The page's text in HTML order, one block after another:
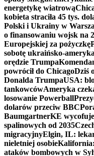
energetykę wiatrową
kobieta straciła 45 tys.
Polski i Ukrainy w
o finansowaniu wojsk na
Europejskiej za pożyczkę
sobotę ukraińsko-
orędzie Trumpa
powrócił do ChicagoDziś
Donalda TrumpaUSA:
tankowcówAmeryka
losowanie Powerball
dolarów przeciw BBC
BaumgartnerKE
spalinowych od 2035
migracyjnyElgin, IL:
nieletniej osobie
ataków bombowych w